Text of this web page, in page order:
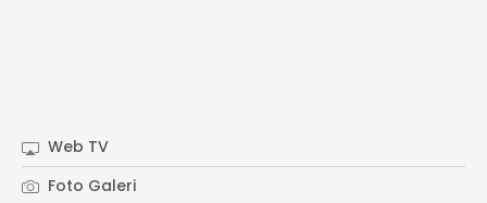
Web TV
Foto Galeri